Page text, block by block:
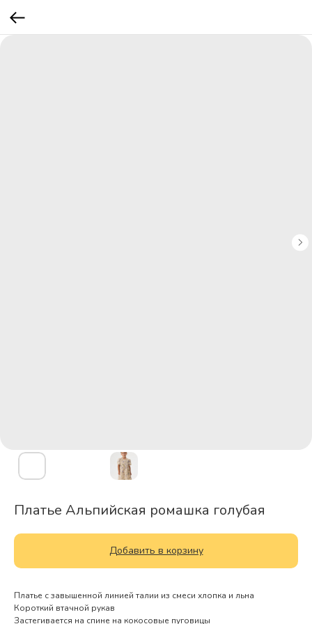
Платье Альпийская ромашка голубая
Добавить в корзину
Платье с завышенной линией талии из смеси хлопка и льна
Короткий втачной рукав
Застегивается на спине на кокосовые пуговицы